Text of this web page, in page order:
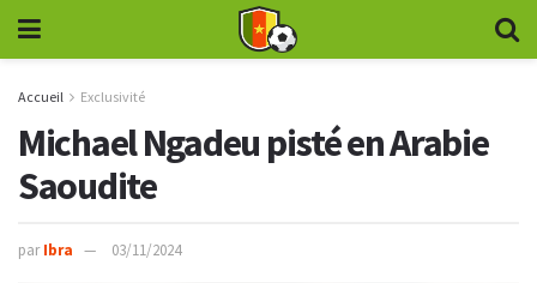
Accueil Exclusivité
Michael Ngadeu pisté en Arabie
Saoudite
par Ibra 03/11/2024